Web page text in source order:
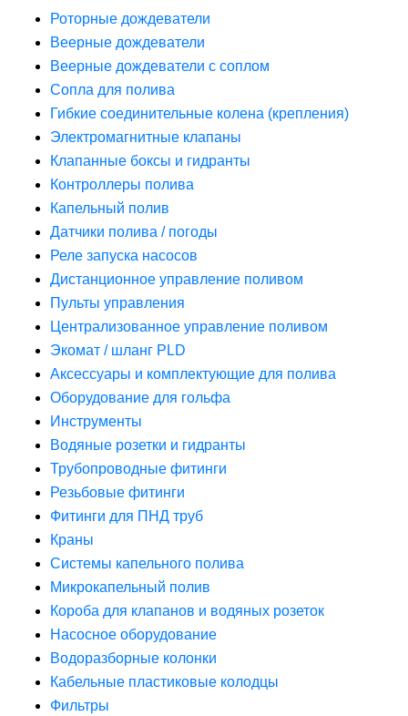
Роторные дождеватели
Веерные дождеватели
Веерные дождеватели с соплом
Сопла для полива
Гибкие соединительные колена (крепления)
Электромагнитные клапаны
Клапанные боксы и гидранты
Контроллеры полива
Капельный полив
Датчики полива / погоды
Реле запуска насосов
Дистанционное управление поливом
Пульты управления
Централизованное управление поливом
Экомат / шланг PLD
Аксессуары и комплектующие для полива
Оборудование для гольфа
Инструменты
Водяные розетки и гидранты
Трубопроводные фитинги
Резьбовые фитинги
Фитинги для ПНД труб
Краны
Системы капельного полива
Микрокапельный полив
Короба для клапанов и водяных розеток
Насосное оборудование
Водоразборные колонки
Кабельные пластиковые колодцы
Фильтры